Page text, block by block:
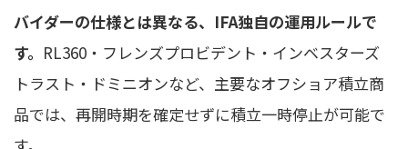
バイダーの仕様とは異なる、IFA独自の運用ルールで
す。 RL360・フレンズプロビデント・インベスターズ
トラスト・ドミニオンなど、主要なオフショア積立商
品では、再開時期を確定せずに積立一時停止が可能で